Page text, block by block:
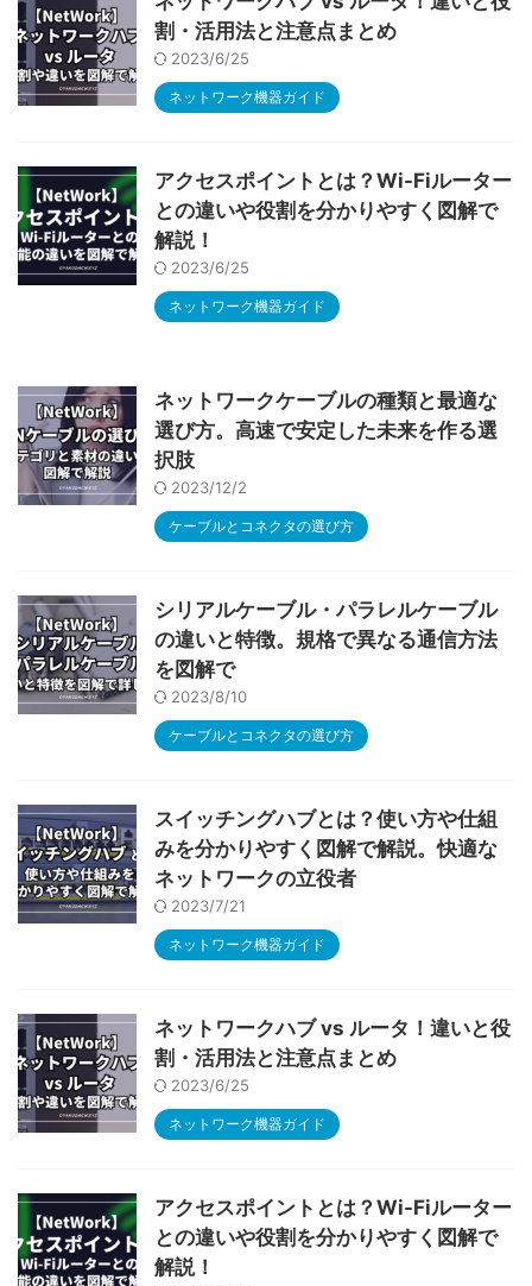
割・活用法と注意点まとめ
2023/6/25
ネットワーク機器ガイド
アクセスポイントとは？Wi-Fiルーター
との違いや役割を分かりやすく図解で
解説！
2023/6/25
ネットワーク機器ガイド
ネットワークケーブルの種類と最適な
選び方。高速で安定した未来を作る選
択肢
2023/12/2
ケーブルとコネクタの選び方
シリアルケーブル・パラレルケーブル
の違いと特徴。規格で異なる通信方法
を図解で
2023/8/10
ケーブルとコネクタの選び方
スイッチングハブとは？使い方や仕組
みを分かりやすく図解で解説。快適な
ネットワークの立役者
2023/7/21
ネットワーク機器ガイド
ネットワークハブ vs ルータ！違いと役
割・活用法と注意点まとめ
2023/6/25
ネットワーク機器ガイド
アクセスポイントとは？Wi-Fiルーター
との違いや役割を分かりやすく図解で
解説！